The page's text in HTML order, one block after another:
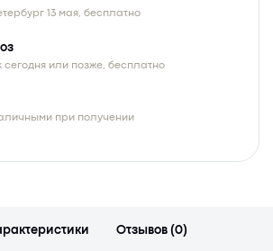
13 мая, бесплатно
сегодня или позже, бесплатно
при получении
Отзывов (0)